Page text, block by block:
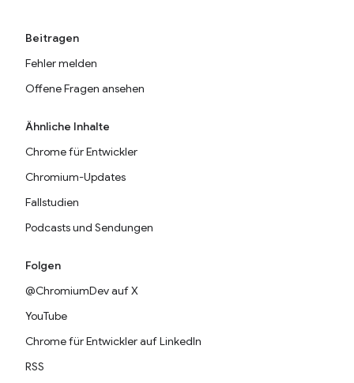
Beitragen
Fehler melden
Offene Fragen ansehen
Ähnliche Inhalte
Chrome für Entwickler
Chromium-Updates
Fallstudien
Podcasts und Sendungen
Folgen
@ChromiumDev auf X
YouTube
Chrome für Entwickler auf LinkedIn
RSS